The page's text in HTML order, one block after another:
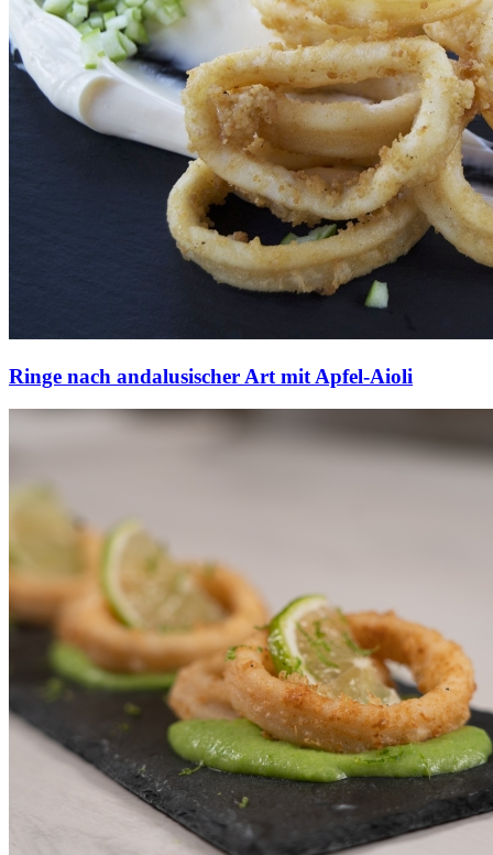
Ringe nach andalusischer Art mit Apfel-Aioli